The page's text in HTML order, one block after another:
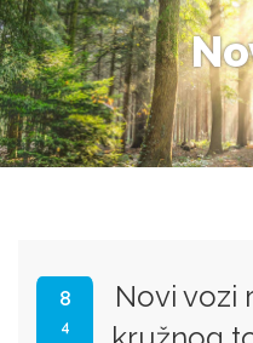
8
4
Novi vozi